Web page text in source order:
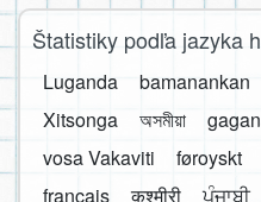
Štatistiky podľa jazyka
Luganda bamanankan
Xitsonga
অসমীয়া
vosa Vakaviti
føroyskt
français
कश्मीरी ਪੰਜਾਬੀ